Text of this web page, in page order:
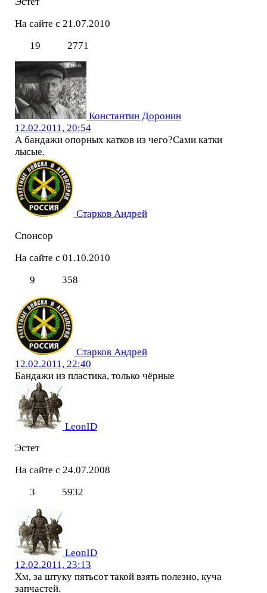
На сайте с 21.07.2010
19
2771
Константин Доронин
12.02.2011, 20:54
А бандажи опорных катков из чего?Сами катки
лысые.
Старков Андрей
Спонсор
На сайте с 01.10.2010
9
358
Старков Андрей
12.02.2011, 22:40
Бандажи из пластика, только чёрные
LeonID
Эстет
На сайте с 24.07.2008
3
5932
LeonID
12.02.2011, 23:13
Хм, за штуку пятьсот такой взять полезно, куча
запчастей.